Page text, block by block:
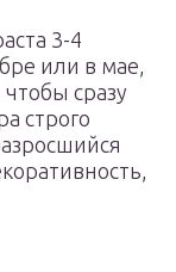
3-4
или в мае,
сразу
строго